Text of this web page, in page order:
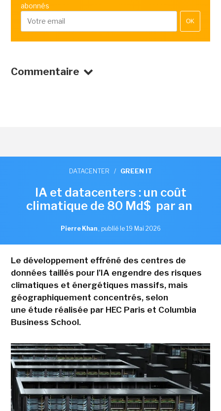
abonnés
OK
Commentaire
DATACENTER / GREEN IT
IA et datacenters : un coût
climatique de 80 Md$ par an
Pierre Khan , publié le 19 Mai 2026
Le développement effréné des centres de
données taillés pour l'IA engendre des risques
climatiques et énergétiques massifs, mais
géographiquement concentrés, selon
une étude réalisée par HEC Paris et Columbia
Business School.